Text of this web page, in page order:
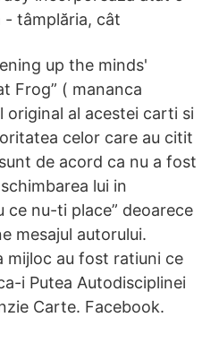
- tâmplăria, cât
up the minds'
Frog” ( mananca
original al acestei carti si
celor care au citit
de acord ca nu a fost
lui in
ce nu-ti place” deoarece
mesajul autorului.
mijloc au fost ratiuni ce
i Putea Autodisciplinei
Carte. Facebook.